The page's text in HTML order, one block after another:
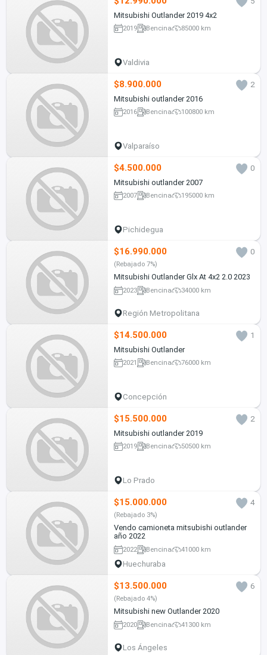
Mitsubishi Outlander 2019 4x2
2019 Bencina 85000 km
Valdivia
$8.900.000
2
Mitsubishi outlander 2016
2016 Bencina 100800 km
Valparaíso
$4.500.000
0
Mitsubishi outlander 2007
2007 Bencina 195000 km
Pichidegua
$16.990.000 0
(Rebajado 7%)
Mitsubishi Outlander Glx At 4x2 2.0 2023
2023 Bencina 34000 km
Región Metropolitana
$14.500.000
1
Mitsubishi Outlander
2021 Bencina 76000 km
Concepción
$15.500.000
2
Mitsubishi outlander 2019
2019 Bencina 50500 km
Lo Prado
$15.000.000 4
(Rebajado 3%)
Vendo camioneta mitsubishi outlander
año 2022
2022 Bencina 41000 km
Huechuraba
$13.500.000 6
(Rebajado 4%)
Mitsubishi new Outlander 2020
2020 Bencina 41300 km
Los Ángeles